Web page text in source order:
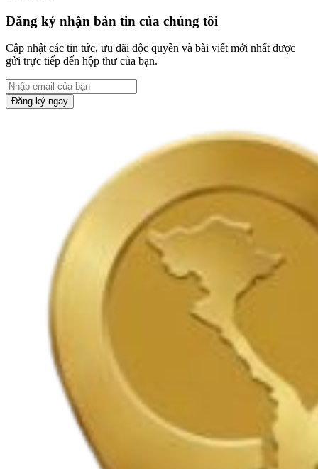
Đăng ký nhận bản tin của chúng tôi
Cập nhật các tin tức, ưu đãi độc quyền và bài viết mới nhất được
gửi trực tiếp đến hộp thư của bạn.
Đăng ký ngay